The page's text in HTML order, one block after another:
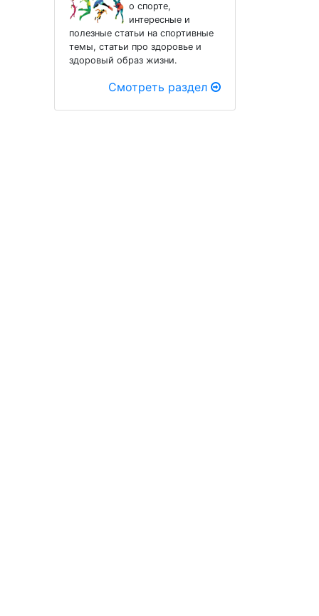
о спорте,
интересные и
полезные статьи на спортивные
темы, статьи про здоровье и
здоровый образ жизни.
Смотреть раздел